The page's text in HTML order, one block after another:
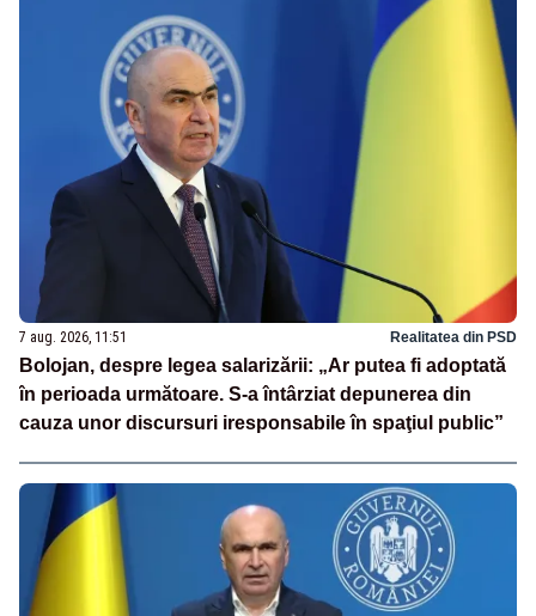
7 aug. 2026, 11:51 Realitatea din PSD
Bolojan, despre legea salarizării: „Ar putea fi adoptată
în perioada următoare. S-a întârziat depunerea din
cauza unor discursuri iresponsabile în spaţiul public”